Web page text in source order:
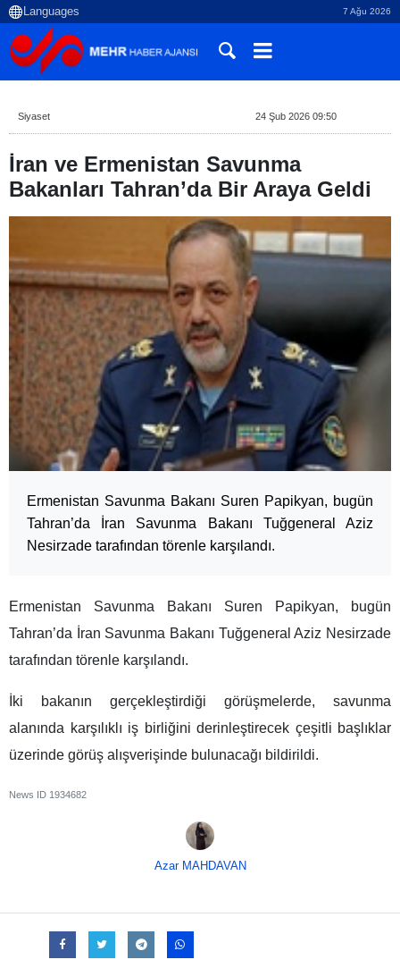
7 Ağu 2026
Siyaset 24 Şub 2026 09:50
İran ve Ermenistan Savunma
Bakanları Tahran’da Bir Araya Geldi
Ermenistan Savunma Bakanı Suren Papikyan, bugün
Tahran’da İran Savunma Bakanı Tuğgeneral Aziz
Nesirzade tarafından törenle karşılandı.
Ermenistan Savunma Bakanı Suren Papikyan, bugün
Tahran’da İran Savunma Bakanı Tuğgeneral Aziz Nesirzade
tarafından törenle karşılandı.
İki bakanın gerçekleştirdiği görüşmelerde, savunma
alanında karşılıklı iş birliğini derinleştirecek çeşitli başlıklar
üzerinde görüş alışverişinde bulunacağı bildirildi.
News ID 1934682
Azar MAHDAVAN